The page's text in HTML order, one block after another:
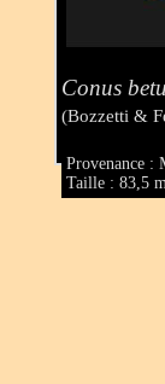
Conus
(Bozzetti &
Provenance :
Taille : 83,5